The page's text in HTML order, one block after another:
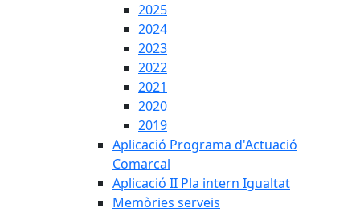
2025
2024
2023
2022
2021
2020
2019
Aplicació Programa d'Actuació
Comarcal
Aplicació II Pla intern Igualtat
Memòries serveis